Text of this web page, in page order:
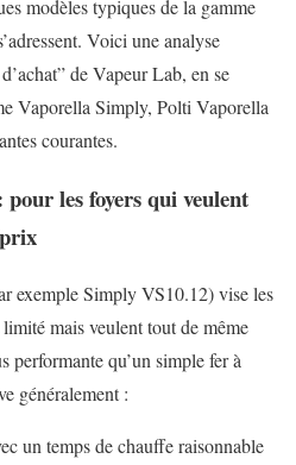
modèles typiques de la gamme
Voici une analyse
de Vapeur Lab, en se
Vaporella Simply, Polti Vaporella
courantes.
les foyers qui veulent
exemple Simply VS10.12) vise les
mais veulent tout de même
performante qu’un simple fer à
généralement :
un temps de chauffe raisonnable